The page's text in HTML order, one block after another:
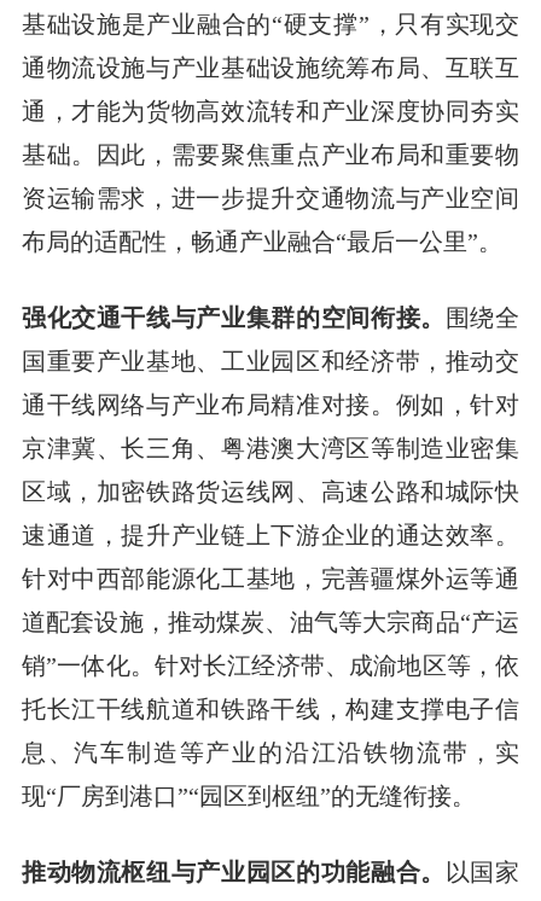
基础设施是产业融合的“硬支撑”，只有实现交
通物流设施与产业基础设施统筹布局、互联互
通，才能为货物高效流转和产业深度协同夯实
基础。因此，需要聚焦重点产业布局和重要物
资运输需求，进一步提升交通物流与产业空间
布局的适配性，畅通产业融合“最后一公里”。
强化交通干线与产业集群的空间衔接。
围绕全
国重要产业基地、工业园区和经济带，推动交
通干线网络与产业布局精准对接。例如，针对
京津冀、长三角、粤港澳大湾区等制造业密集
区域，加密铁路货运线网、高速公路和城际快
速通道，提升产业链上下游企业的通达效率。
针对中西部能源化工基地，完善疆煤外运等通
道配套设施，推动煤炭、油气等大宗商品“产运
销”一体化。针对长江经济带、成渝地区等，依
托长江干线航道和铁路干线，构建支撑电子信
息、汽车制造等产业的沿江沿铁物流带，实
现“厂房到港口”“园区到枢纽”的无缝衔接。
推动物流枢纽与产业园区的功能融合。
以国家